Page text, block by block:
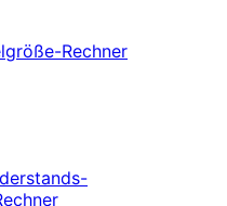
Rechner